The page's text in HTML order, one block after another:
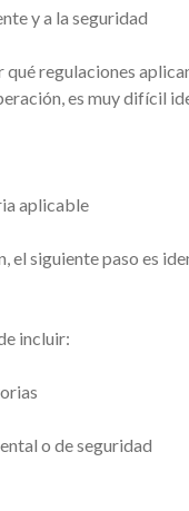
y a la seguridad
regulaciones
es muy difícil
aplicable
el siguiente paso es
incluir:
o de seguridad